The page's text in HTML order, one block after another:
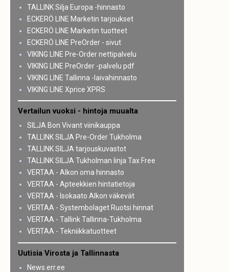
TALLINK Silja Europa -hinnasto
ECKERÖ LINE Marketin tarjoukset
ECKERÖ LINE Marketin tuotteet
ECKERÖ LINE PreOrder - sivut
VIKING LINE Pre-Order nettipalvelu
VIKING LINE PreOrder -palvelu pdf
VIKING LINE Tallinna -laivahinnasto
VIKING LINE Xprice XPRS
Vertailun vuoksi - hintoja muualta
SILJA Bon Vivant viinikauppa
TALLINK SILJA Pre-Order Tukholma
TALLINK SILJA tarjouskuvastot
TALLINK SILJA Tukholman linja Tax Free
VERTAA - Alkon oma hinnasto
VERTAA - Apteekkien hintatietoja
VERTAA - Isokaato Alkon väkevät
VERTAA - Systembolaget Ruotsi hinnat
VERTAA - Tallink Tallinna-Tukholma
VERTAA - Tekniikkatuotteet
Uutisia Virosta ja Tallinnasta
News.err.ee